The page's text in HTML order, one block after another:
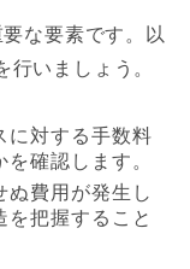
な要素です。以
いましょう。
に対する手数料
確認します。
ぬ費用が発生し
を把握すること